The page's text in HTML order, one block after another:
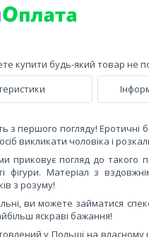
купити будь-який товар не
з першого погляду! Еротичні
викликати чоловіка і
приковує погляд до такого
фігури. Матеріал з
з розуму!
ви можете займатися
яскраві бажання!
у Польщі на